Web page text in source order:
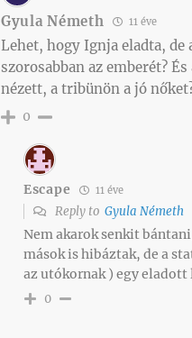
Gyula Németh 11 éve
Lehet, hogy Ignja eladta,
szorosabban az emberét?
nézett, a tribünön a jó
0
Escape 11 éve
Reply to Gyula Németh
Nem akarok senkit
mások is hibáztak, de a
az utókornak ) egy
0